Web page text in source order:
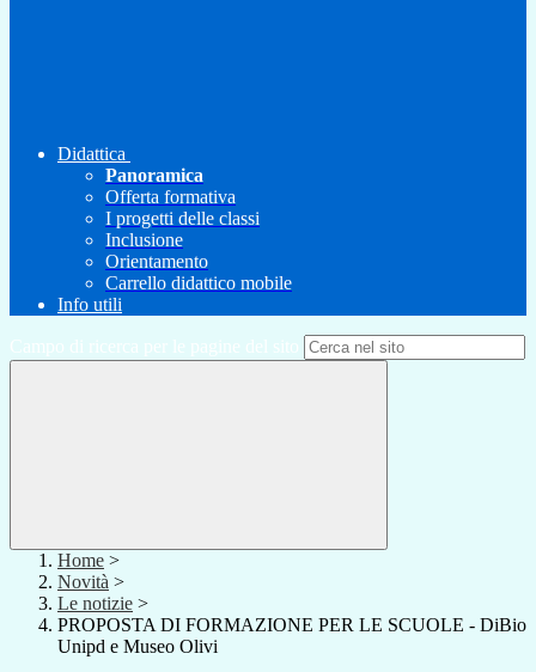
Didattica
Panoramica
Offerta formativa
I progetti delle classi
Inclusione
Orientamento
Carrello didattico mobile
Info utili
Campo di ricerca per le pagine del sito
Home >
Novità >
Le notizie >
PROPOSTA DI FORMAZIONE PER LE SCUOLE - DiBio
Unipd e Museo Olivi